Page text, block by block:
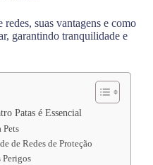
suas vantagens e como
garantindo tranquilidade e
Patas é Essencial
Pets
de Redes de Proteção
Perigos